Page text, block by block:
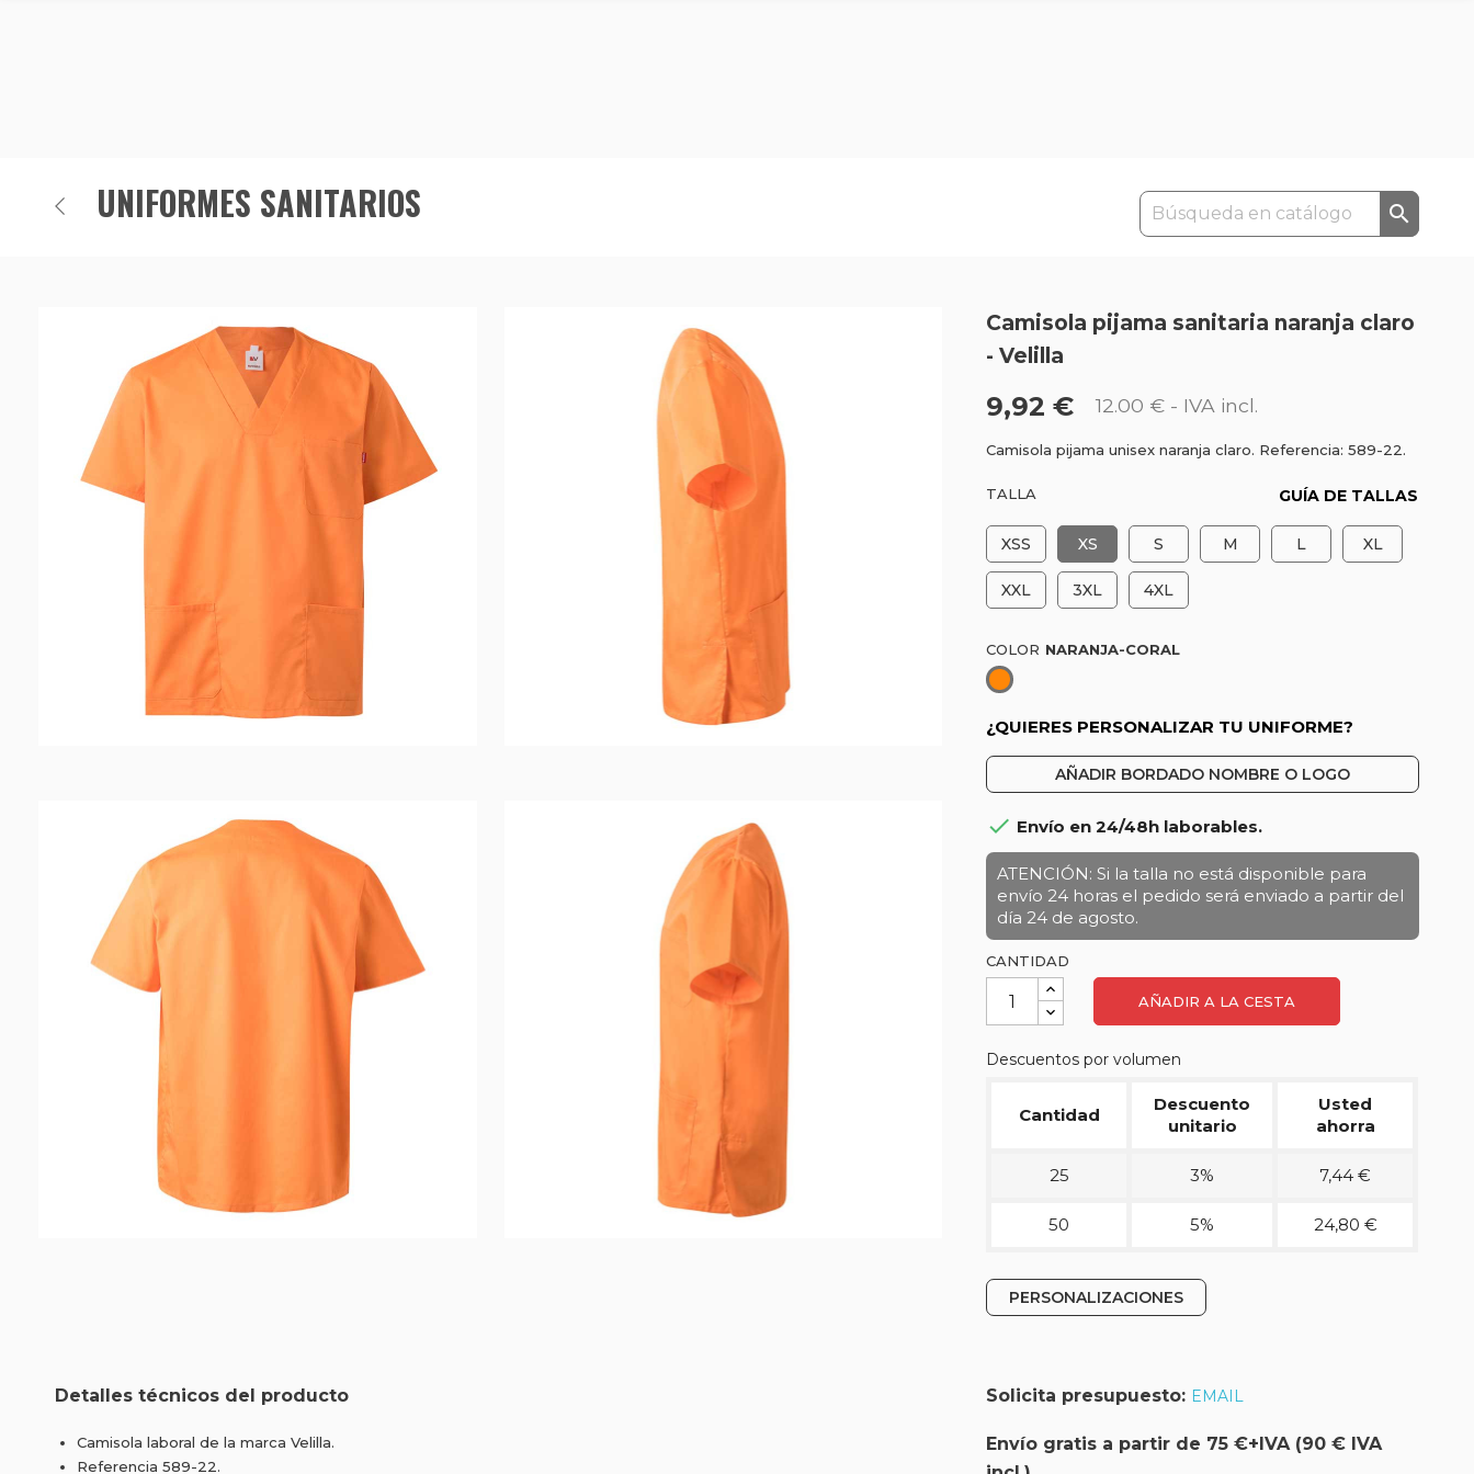
UNIFORMES SANITARIOS 
Camisola pijama sanitaria naranja claro
- Velilla
9,92 € 12.00 € - IVA incl.
Camisola pijama unisex naranja claro. Referencia: 589-22.
TALLA GUÍA DE TALLAS
XSS XS S M L XL
XXL 3XL 4XL
COLOR
Naranja-
¿QUIERES PERSONALIZAR TU UNIFORME?
AÑADIR BORDADO NOMBRE O LOGO
 Envío en 24/48h laborables.
ATENCIÓN: Si la talla no está disponible para
envío 24 horas el pedido será enviado a partir del
día 24 de agosto.
CANTIDAD
AÑADIR A LA CESTA
Descuentos por volumen
Cantidad
Descuento
unitario
Usted
ahorra
25 3% 7,44 €
50 5% 24,80 €
PERSONALIZACIONES
Detalles técnicos del producto
Camisola laboral de la marca Velilla.
Referencia 589-22.
Solicita presupuesto: EMAIL
Envío gratis a partir de 75 €+IVA (90 € IVA